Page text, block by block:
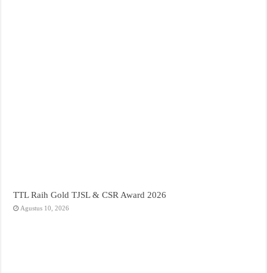
TTL Raih Gold TJSL & CSR Award 2026
Agustus 10, 2026